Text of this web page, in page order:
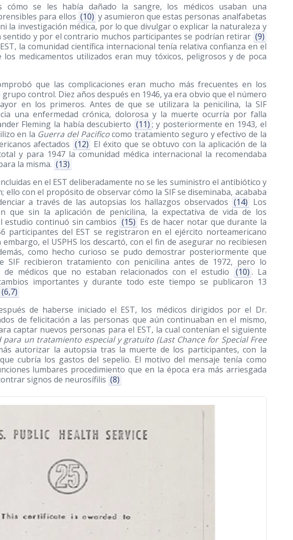
cómo se les había dañado la sangre, los médicos usaban una
para ellos (10) y asumieron que estas personas analfabetas
la investigación médica, por lo que divulgar o explicar la naturaleza y
sentido y por el contrario muchos participantes se podrían retirar (9)
la comunidad científica internacional tenía relativa confianza en el
medicamentos utilizados eran muy tóxicos, peligrosos y de poca
que las complicaciones eran mucho más frecuentes en los
control. Diez años después en 1946, ya era obvio que el número
en los primeros. Antes de que se utilizara la penicilina, la SIF
una enfermedad crónica, dolorosa y la muerte ocurría por falla
Fleming la había descubierto (11) ; y posteriormente en 1943, el
en la Guerra del Pacificocomo tratamiento seguro y efectivo de la
afectados (12) El éxito que se obtuvo con la aplicación de la
y para 1947 la comunidad médica internacional la recomendaba
la misma. (13)
en el EST deliberadamente no se les suministro el antibiótico y
ello con el propósito de observar cómo la SIF se diseminaba, acababa
a través de las autopsias los hallazgos observados (14) Los
que sin la aplicación de penicilina, la expectativa de vida de los
estudio continuó sin cambios (15) Es de hacer notar que durante la
participantes del EST se registraron en el ejército norteamericano
el USPHS los descartó, con el fin de asegurar no recibiesen
como hecho curioso se pudo demostrar posteriormente que
SIF recibieron tratamiento con penicilina antes de 1972, pero lo
médicos que no estaban relacionados con el estudio
(10) . La
importantes y durante todo este tiempo se publicaron 13
(6,7)
de haberse iniciado el EST, los médicos dirigidos por el Dr.
de felicitación a las personas que aún continuaban en el mismo,
captar nuevos personas para el EST, la cual contenían el siguiente
un tratamiento especial y gratuito (Last Chance for Special Free
autorizar la autopsia tras la muerte de los participantes, con la
cubría los gastos del sepelio. El motivo del mensaje tenía como
lumbares procedimiento que en la época era más arriesgada
signos de neurosífilis (8)